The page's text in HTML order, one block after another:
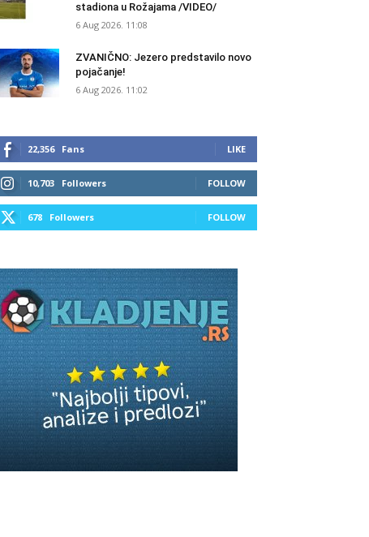
stadiona u Rožajama /VIDEO/
6 Aug 2026. 11:08
ZVANIČNO: Jezero predstavilo novo
pojačanje!
6 Aug 2026. 11:02
22,356 Fans LIKE
10,703 Followers FOLLOW
678 Followers FOLLOW